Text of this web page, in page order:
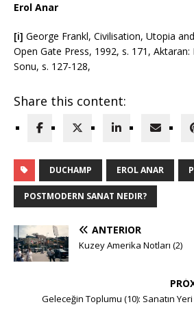
Erol Anar
[i] George Frankl, Civilisation, Utopia
Open Gate Press, 1992, s. 171,
Sonu, s. 127-128,
Share this content:
DUCHAMP EROL ANAR
POSTMODERN SANAT NEDIR?
ANTERIOR
Kuzey Amerika Notları (2)
Geleceğin Toplumu (10): Sanatın